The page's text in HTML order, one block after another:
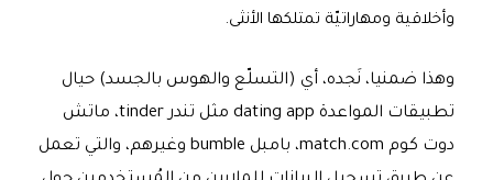
وأخلاقية ومهاراتيّة تمتلكها الأنثى.
وهذا ضمنيا، نَجده، أي (التسلّع والهوس بالجسد) حيال
تطبيقات المواعدة dating app مثل تندر tinder، ماتش
دوت كوم match.com، بامبل bumble وغيرهم، والتي تعمل